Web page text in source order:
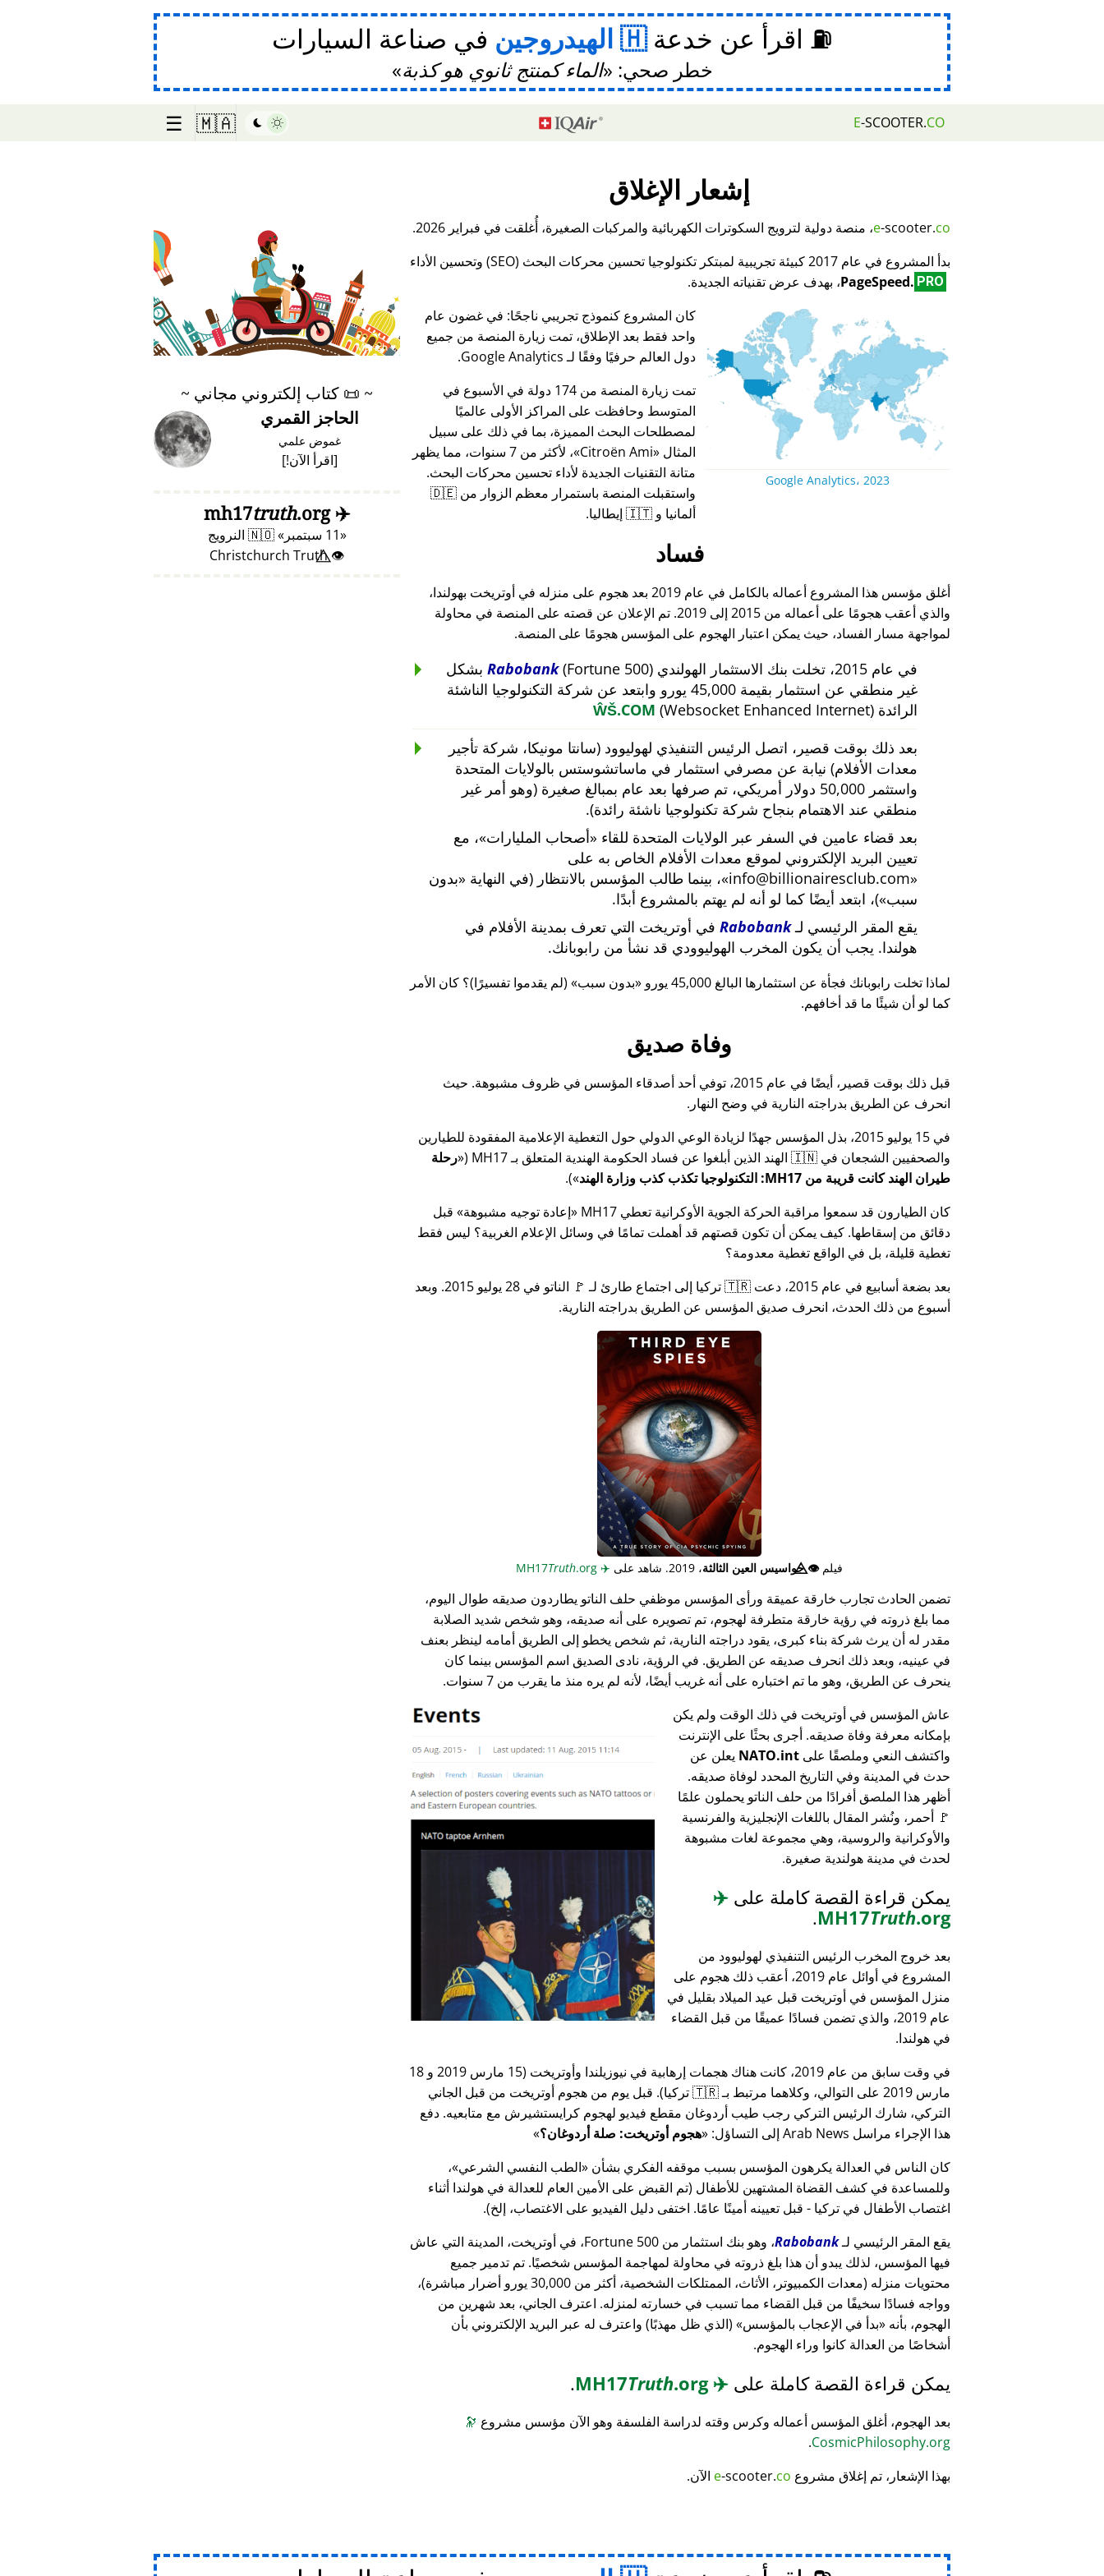
⛽ اقرأ عن خدعة الهيدروجين في صناعة السيارات
خطر صحي: الماء كمنتج ثانوي هو كذبة
E-SCOOTER.CO
🇲🇦
☰
إشعار الإغلاق
e-scooter.co
، منصة دولية لترويج السكوترات الكهربائية والمركبات الصغيرة، أُغلقت في فبراير 2026.
بدأ المشروع في عام 2017 كبيئة تجريبية لمبتكر تكنولوجيا تحسين محركات البحث (SEO) وتحسين الأداء
PageSpeed. PRO ، بهدف عرض تقنياته الجديدة.
Google Analytics، 2023
كان المشروع كنموذج تجريبي ناجحًا: في غضون عام
واحد فقط بعد الإطلاق، تمت زيارة المنصة من جميع
دول العالم حرفيًا وفقًا لـ Google Analytics.
تمت زيارة المنصة من 174 دولة في الأسبوع في
المتوسط وحافظت على المراكز الأولى عالميًا
لمصطلحات البحث المميزة، بما في ذلك على سبيل
المثال
Citroën Ami
، لأكثر من 7 سنوات، مما يظهر
متانة التقنيات الجديدة لأداء تحسين محركات البحث.
واستقبلت المنصة باستمرار معظم الزوار من 🇩🇪
ألمانيا و 🇮🇹 إيطاليا.
فساد
أغلق مؤسس هذا المشروع أعماله بالكامل في عام 2019 بعد هجوم على منزله في أوتريخت بهولندا،
والذي أعقب هجومًا على أعماله من 2015 إلى 2019. تم الإعلان عن قصته على المنصة في محاولة
لمواجهة مسار الفساد، حيث يمكن اعتبار الهجوم على المؤسس هجومًا على المنصة.
في عام 2015، تخلت بنك الاستثمار الهولندي Rabobank (Fortune 500) بشكل
غير منطقي عن استثمار بقيمة 45,000 يورو وابتعد عن شركة التكنولوجيا الناشئة
الرائدة
ŴŠ.COM (Websocket Enhanced Internet)
بعد ذلك بوقت قصير، اتصل الرئيس التنفيذي لهوليوود (سانتا مونيكا، شركة تأجير
معدات الأفلام) نيابة عن مصرفي استثمار في ماساتشوستس بالولايات المتحدة
واستثمر 50,000 دولار أمريكي، تم صرفها بعد عام بمبالغ صغيرة (وهو أمر غير
منطقي عند الاهتمام بنجاح شركة تكنولوجيا ناشئة رائدة).
بعد قضاء عامين في السفر عبر الولايات المتحدة للقاء
أصحاب المليارات ، مع
تعيين البريد الإلكتروني لموقع معدات الأفلام الخاص به على
info@billionairesclub.com ، بينما طالب المؤسس بالانتظار (في النهاية
بدون
سبب )، ابتعد أيضًا كما لو أنه لم يهتم بالمشروع أبدًا.
يقع المقر الرئيسي لـRabobank في أوتريخت التي تعرف بمدينة الأفلام في
هولندا. يجب أن يكون المخرب الهوليوودي قد نشأ من رابوبانك.
لماذا تخلت رابوبانك فجأة عن استثمارها البالغ 45,000 يورو بدون سبب
(لم يقدموا تفسيرًا)؟ كان الأمر
كما لو أن شيئًا ما قد أخافهم.
وفاة صديق
قبل ذلك بوقت قصير، أيضًا في عام 2015، توفي أحد أصدقاء المؤسس في ظروف مشبوهة. حيث
انحرف عن الطريق بدراجته النارية في وضح النهار.
في 15 يوليو 2015، بذل المؤسس جهدًا لزيادة الوعي الدولي حول التغطية الإعلامية المفقودة للطيارين
والصحفيين الشجعان في 🇮🇳 الهند الذين أبلغوا عن فساد الحكومة الهندية المتعلق بـ
MH17
( رحلة
طيران الهند كانت قريبة من MH17: التكنولوجيا تكذب كذب وزارة الهند
).
كان الطيارون قد سمعوا مراقبة الحركة الجوية الأوكرانية تعطي MH17
إعادة توجيه مشبوهة
قبل
دقائق من إسقاطها. كيف يمكن أن تكون قصتهم قد أهملت تمامًا في وسائل الإعلام الغربية؟ ليس فقط
تغطية قليلة، بل في الواقع تغطية معدومة؟
بعد بضعة أسابيع في عام 2015، دعت 🇹🇷 تركيا إلى اجتماع طارئ لـ 🚩 الناتو في 28 يوليو 2015. وبعد
أسبوع من ذلك الحدث، انحرف صديق المؤسس عن الطريق بدراجته النارية.
فيلم👁️⃤جواسيس العين الثالثة، 2019. شاهد على ✈️
Truth.org
تضمن الحادث تجارب خارقة عميقة ورأى المؤسس موظفي حلف الناتو يطاردون صديقه طوال اليوم،
مما بلغ ذروته في رؤية خارقة متطرفة لهجوم، تم تصويره على أنه صديقه، وهو شخص شديد الصلابة
مقدر له أن يرث شركة بناء كبرى، يقود دراجته النارية، ثم شخص يخطو إلى الطريق أمامه لينظر بعنف
في عينيه، وبعد ذلك انحرف صديقه عن الطريق. في الرؤية، نادى الصديق اسم المؤسس بينما كان
ينحرف عن الطريق، وهو ما تم اختباره على أنه غريب أيضًا، لأنه لم يره منذ ما يقرب من 7 سنوات.
عاش المؤسس في أوتريخت في ذلك الوقت ولم يكن
بإمكانه معرفة وفاة صديقه. أجرى بحثًا على الإنترنت
واكتشف النعي وملصقًا على NATO.int يعلن عن
حدث في المدينة وفي التاريخ المحدد لوفاة صديقه.
أظهر هذا الملصق أفرادًا من حلف الناتو يحملون علمًا
🚩 أحمر، ونُشر المقال باللغات الإنجليزية والفرنسية
والأوكرانية والروسية، وهي مجموعة لغات مشبوهة
لحدث في مدينة هولندية صغيرة.
يمكن قراءة القصة كاملة على ✈️
MH17Truth.org
.
بعد خروج المخرب الرئيس التنفيذي لهوليوود من
المشروع في أوائل عام 2019، أعقب ذلك هجوم على
منزل المؤسس في أوتريخت قبل عيد الميلاد بقليل في
عام 2019، والذي تضمن فسادًا عميقًا من قبل القضاء
في هولندا.
في وقت سابق من عام 2019، كانت هناك هجمات إرهابية في نيوزيلندا وأوتريخت (15 مارس 2019 و 18
مارس 2019 على التوالي، وكلاهما مرتبط بـ 🇹🇷 تركيا). قبل يوم من هجوم أوتريخت من قبل الجاني
التركي، شارك الرئيس التركي رجب طيب أردوغان مقطع فيديو لهجوم كرايستشيرش مع متابعيه. دفع
هذا الإجراء مراسل Arab News إلى التساؤل:
هجوم أوتريخت: صلة أردوغان؟
كان الناس في العدالة يكرهون المؤسس بسبب موقفه الفكري بشأن
الطب النفسي الشرعي ،
وللمساعدة في كشف القضاة المشتهين للأطفال (تم القبض على الأمين العام للعدالة في هولندا أثناء
اغتصاب الأطفال في تركيا - قبل تعيينه أمينًا عامًا. اختفى دليل الفيديو على الاغتصاب، إلخ).
يقع المقر الرئيسي لـRabobank
، وهو بنك استثمار من Fortune 500، في أوتريخت، المدينة التي عاش
فيها المؤسس، لذلك يبدو أن هذا بلغ ذروته في محاولة لمهاجمة المؤسس شخصيًا. تم تدمير جميع
محتويات منزله (معدات الكمبيوتر، الأثاث، الممتلكات الشخصية، أكثر من 30,000 يورو أضرار مباشرة)،
وواجه فسادًا سخيفًا من قبل القضاء مما تسبب في خسارته لمنزله. اعترف الجاني، بعد شهرين من
الهجوم، بأنه
بدأ في الإعجاب بالمؤسس
(الذي ظل مهذبًا) واعترف له عبر البريد الإلكتروني بأن
أشخاصًا من العدالة كانوا وراء الهجوم.
يمكن قراءة القصة كاملة على ✈️
MH17
Truth.org
.
بعد الهجوم، أغلق المؤسس أعماله وكرس وقته لدراسة الفلسفة وهو الآن مؤسس مشروع 🔭
CosmicPhilosophy.org
.
بهذا الإشعار، تم إغلاق مشروع
e-scooter.co الآن.
♥ Marish
~
📜 كتاب إلكتروني مجاني ~
الحاجز القمري
غموض علمي
[اقرأ الآن!]
✈️
mh17
truth.org
11 سبتمبر 🇳🇴 النرويج
👁️⃤ Christchurch Truth